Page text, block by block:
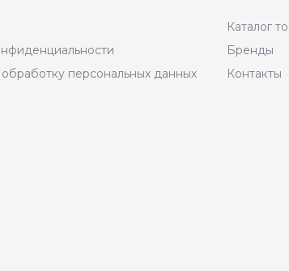
персональных данных
Каталог
Бренды
Контакты